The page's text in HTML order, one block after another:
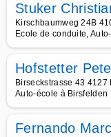
Stuker
Kirschbaumweg 24B
Ecole de conduite,
Hofstetter
Birseckstrasse 43
Auto-école à Birsfelden
Fernando Marc